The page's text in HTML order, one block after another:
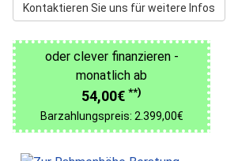
Kontaktieren Sie uns für weitere Infos
oder clever finanzieren -
monatlich ab
54,00€ **)
Barzahlungspreis: 2.399,00€